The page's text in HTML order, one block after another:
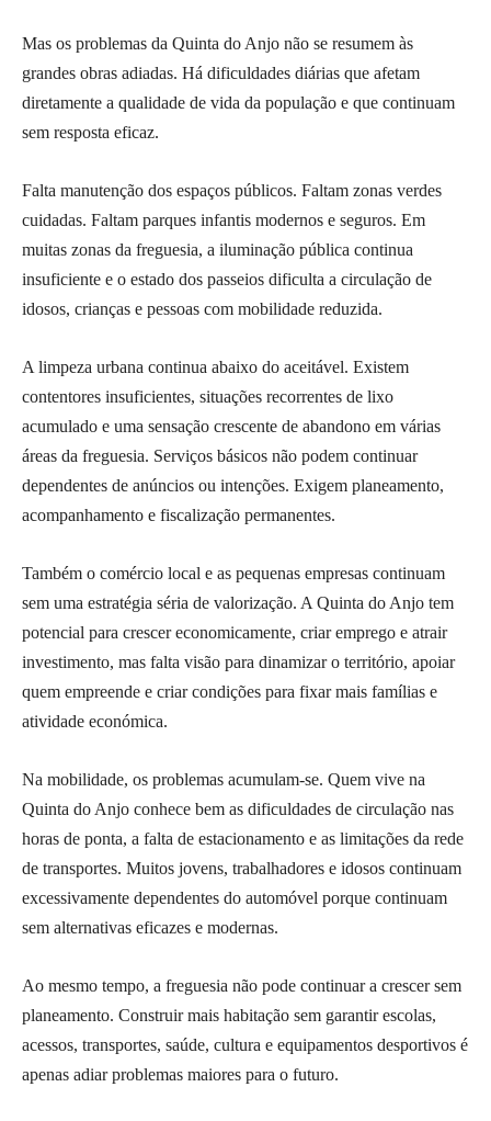
Mas os problemas da Quinta do Anjo não se resumem às
grandes obras adiadas. Há dificuldades diárias que afetam
diretamente a qualidade de vida da população e que continuam
sem resposta eficaz.
Falta manutenção dos espaços públicos. Faltam zonas verdes
cuidadas. Faltam parques infantis modernos e seguros. Em
muitas zonas da freguesia, a iluminação pública continua
insuficiente e o estado dos passeios dificulta a circulação de
idosos, crianças e pessoas com mobilidade reduzida.
A limpeza urbana continua abaixo do aceitável. Existem
contentores insuficientes, situações recorrentes de lixo
acumulado e uma sensação crescente de abandono em várias
áreas da freguesia. Serviços básicos não podem continuar
dependentes de anúncios ou intenções. Exigem planeamento,
acompanhamento e fiscalização permanentes.
Também o comércio local e as pequenas empresas continuam
sem uma estratégia séria de valorização. A Quinta do Anjo tem
potencial para crescer economicamente, criar emprego e atrair
investimento, mas falta visão para dinamizar o território, apoiar
quem empreende e criar condições para fixar mais famílias e
atividade económica.
Na mobilidade, os problemas acumulam-se. Quem vive na
Quinta do Anjo conhece bem as dificuldades de circulação nas
horas de ponta, a falta de estacionamento e as limitações da rede
de transportes. Muitos jovens, trabalhadores e idosos continuam
excessivamente dependentes do automóvel porque continuam
sem alternativas eficazes e modernas.
Ao mesmo tempo, a freguesia não pode continuar a crescer sem
planeamento. Construir mais habitação sem garantir escolas,
acessos, transportes, saúde, cultura e equipamentos desportivos é
apenas adiar problemas maiores para o futuro.